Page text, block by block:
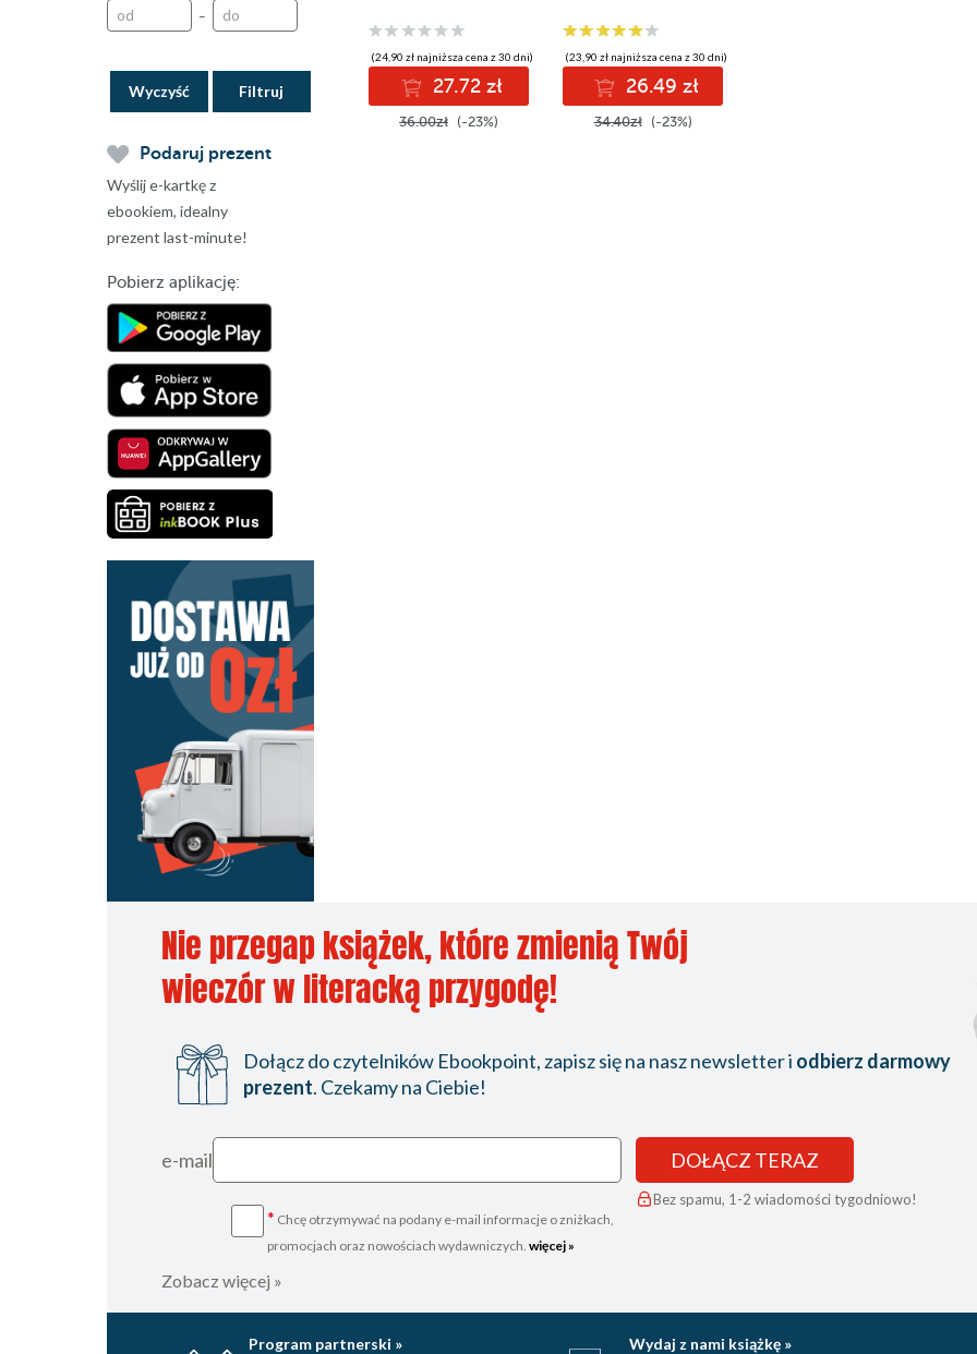
–
Wyczyść
Podaruj prezent
Wyślij e-kartkę z
ebookiem, idealny
prezent last-minute!
Pobierz aplikację:
(24,90 zł najniższa cena z 30 dni)
27.72 zł
36.00zł (-23%)
(23,90 zł najniższa cena z 30 dni)
26.49 zł
34.40zł (-23%)
Nie przegap książek, które zmienią Twój
wieczór w literacką przygodę!
Dołącz do czytelników Ebookpoint, zapisz się na nasz newsletter i odbierz darmowy
prezent. Czekamy na Ciebie!
e-mail
* Chcę otrzymywać na podany e-mail informacje o zniżkach,
promocjach oraz nowościach wydawniczych. więcej »
DOŁĄCZ TERAZ
Bez spamu, 1-2 wiadomości tygodniowo!
Zobacz więcej »
Program partnerski » Wydaj z nami książkę »